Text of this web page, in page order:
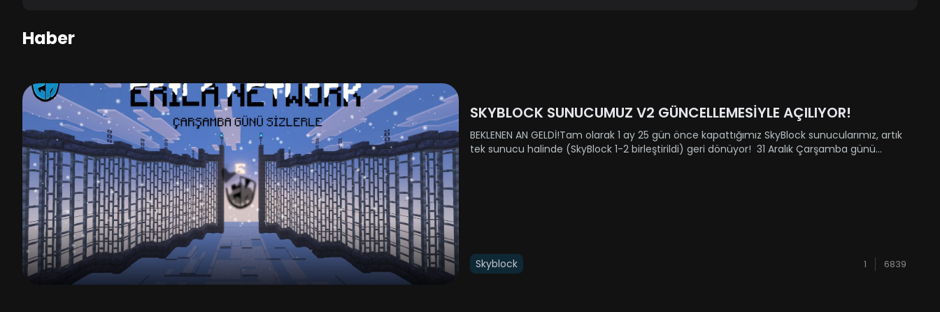
Haber
SKYBLOCK SUNUCUMUZ V2 GÜNCELLEMESİYLE AÇILIYOR!
BEKLENEN AN GELDİ!Tam olarak 1 ay 25 gün önce kapattığımız SkyBlock sunucularımız, artık
tek sunucu halinde (SkyBlock 1-2 birleştirildi) geri dönüyor! 31 Aralık Çarşamba günü
Skyblock 1 6839